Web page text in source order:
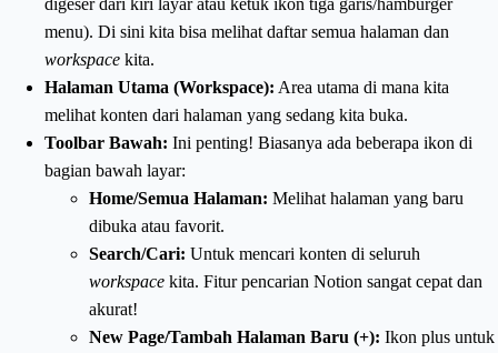
digeser dari kiri layar atau ketuk ikon tiga garis/hamburger
menu). Di sini kita bisa melihat daftar semua halaman dan
workspace kita.
Halaman Utama (Workspace): Area utama di mana kita
melihat konten dari halaman yang sedang kita buka.
Toolbar Bawah: Ini penting! Biasanya ada beberapa ikon di
bagian bawah layar:
Home/Semua Halaman: Melihat halaman yang baru
dibuka atau favorit.
Search/Cari: Untuk mencari konten di seluruh
workspace kita. Fitur pencarian Notion sangat cepat dan
akurat!
New Page/Tambah Halaman Baru (+): Ikon plus untuk